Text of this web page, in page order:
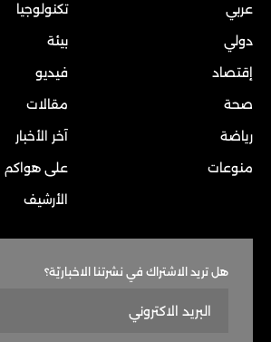
عربي
دولي
إقتصاد
صحة
رياضة
منوعات
تكنولوجيا
بيئة
فيديو
مقالات
آخر الأخبار
على هواكم
الأرشيف
هل تريد الاشتراك في نشرتنا الاخباريّة؟